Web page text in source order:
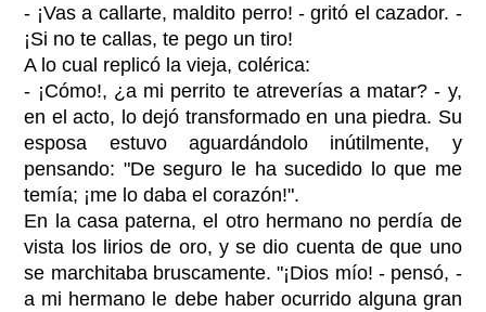
- ¡Vas a callarte, maldito perro! - gritó el cazador. -
¡Si no te callas, te pego un tiro!
A lo cual replicó la vieja, colérica:
- ¡Cómo!, ¿a mi perrito te atreverías a matar? - y,
en el acto, lo dejó transformado en una piedra. Su
esposa estuvo aguardándolo inútilmente, y
pensando: "De seguro le ha sucedido lo que me
temía; ¡me lo daba el corazón!".
En la casa paterna, el otro hermano no perdía de
vista los lirios de oro, y se dio cuenta de que uno
se marchitaba bruscamente. "¡Dios mío! - pensó, -
a mi hermano le debe haber ocurrido alguna gran